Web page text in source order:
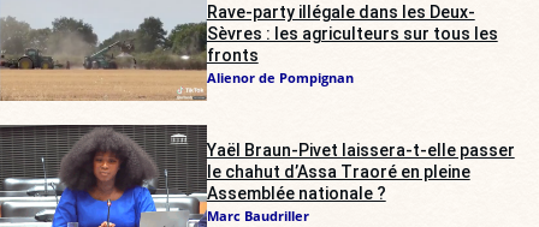
Rave-party illégale dans les Deux-
Sèvres : les agriculteurs sur tous les
fronts
Alienor de Pompignan
Yaël Braun-Pivet laissera-t-elle passer
le chahut d’Assa Traoré en pleine
Assemblée nationale ?
Marc Baudriller